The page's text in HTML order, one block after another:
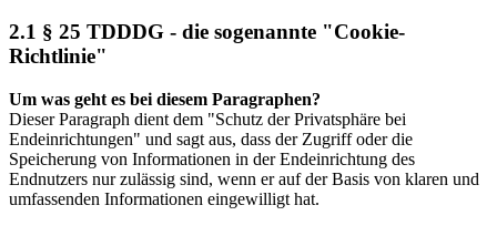
2.1 § 25 TDDDG - die sogenannte "Cookie-
Richtlinie"
Um was geht es bei diesem Paragraphen?
Dieser Paragraph dient dem "Schutz der Privatsphäre bei
Endeinrichtungen" und sagt aus, dass der Zugriff oder die
Speicherung von Informationen in der Endeinrichtung des
Endnutzers nur zulässig sind, wenn er auf der Basis von klaren und
umfassenden Informationen eingewilligt hat.